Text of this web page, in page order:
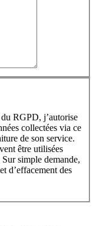
RGPD, j’autorise
collectées via ce
de son service.
être utilisées
simple demande,
d’effacement des